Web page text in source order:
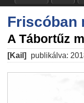
Friscóban
A Tábortűz
[Kail] publikálva: